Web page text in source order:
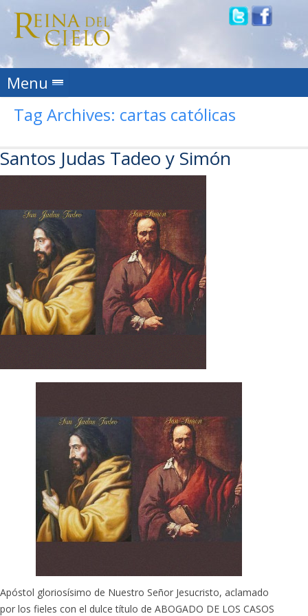
Menu Skip to content
Tag Archives: cartas católicas
Santos Judas Tadeo y Simón
Apóstol gloriosísimo de Nuestro Señor Jesucristo, aclamado
por los fieles con el dulce título de ABOGADO DE LOS CASOS